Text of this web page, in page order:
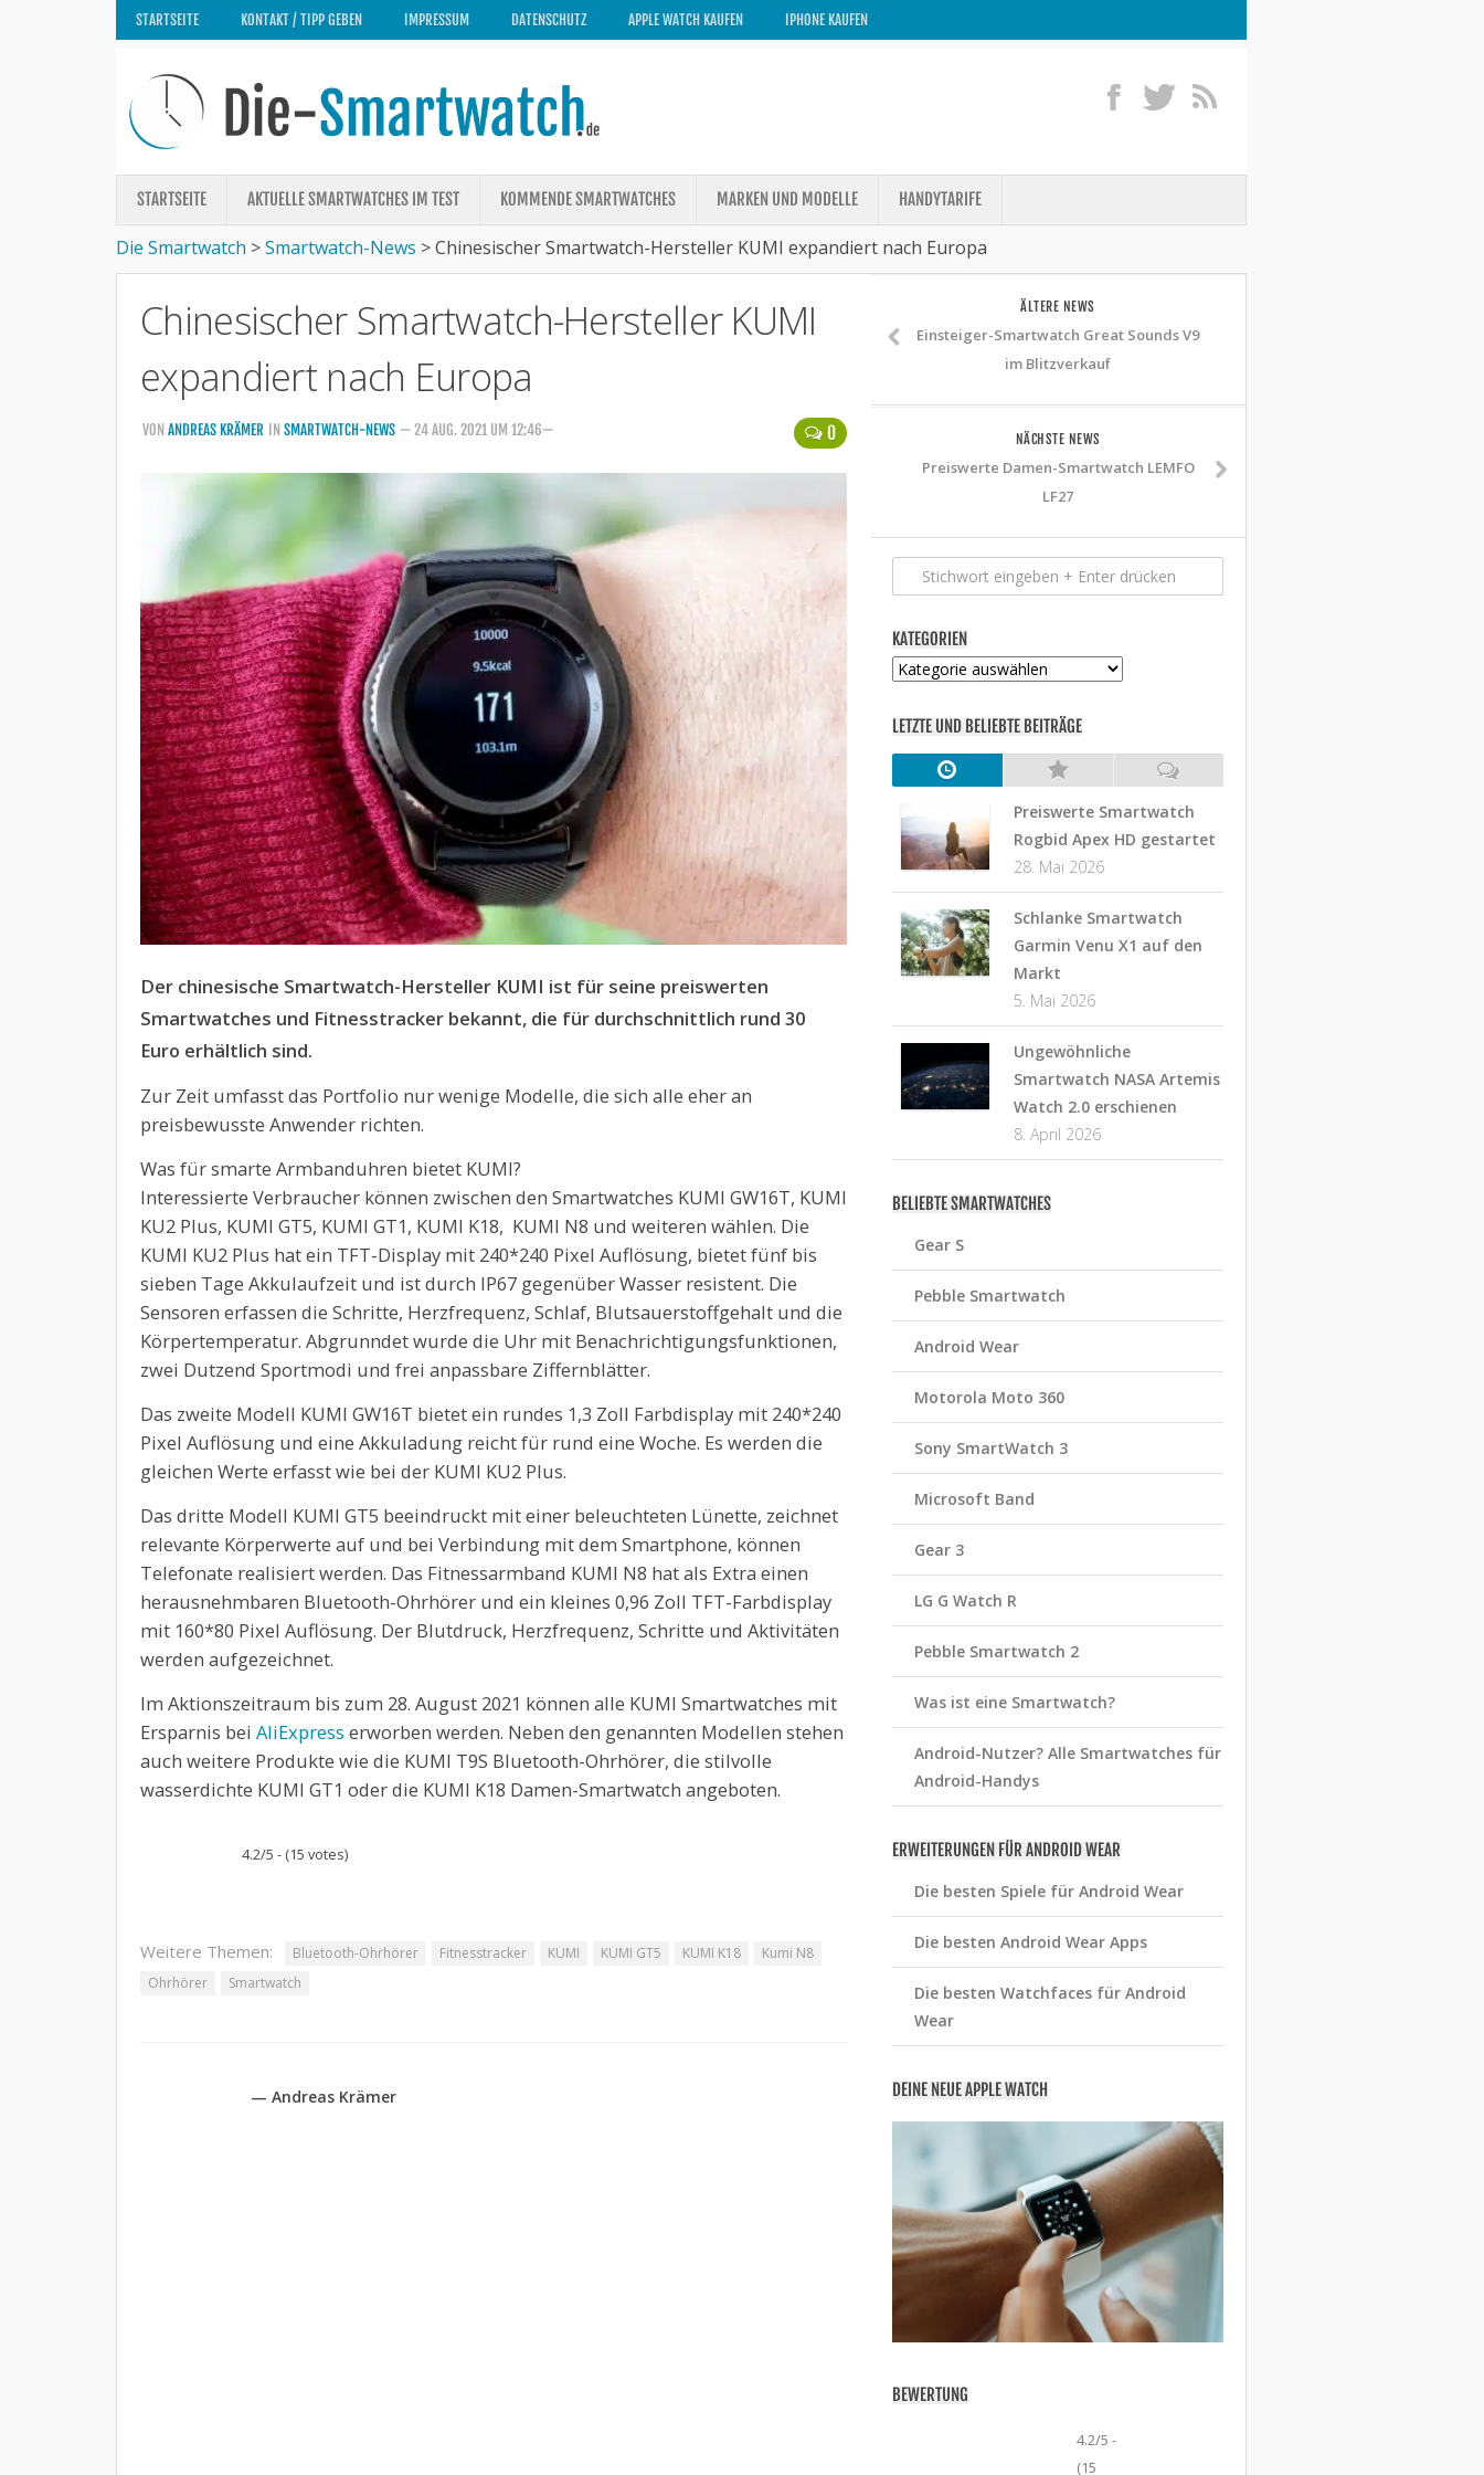
STARTSEITE KONTAKT / TIPP GEBEN IMPRESSUM DATENSCHUTZ APPLE WATCH KAUFEN IPHONE KAUFEN
STARTSEITE AKTUELLE SMARTWATCHES IM TEST KOMMENDE SMARTWATCHES MARKEN UND MODELLE HANDYTARIFE
Die Smartwatch >Smartwatch-News >Chinesischer Smartwatch-Hersteller KUMI expandiert nach Europa
Chinesischer Smartwatch-Hersteller KUMI
expandiert nach Europa
0
VON ANDREAS KRÄMER IN SMARTWATCH-NEWS — 24 AUG. 2021 UM 12:46—
Der chinesische Smartwatch-Hersteller KUMI ist für seine preiswerten
Smartwatches und Fitnesstracker bekannt, die für durchschnittlich rund 30
Euro erhältlich sind.
Zur Zeit umfasst das Portfolio nur wenige Modelle, die sich alle eher an
preisbewusste Anwender richten.
Was für smarte Armbanduhren bietet KUMI?
Interessierte Verbraucher können zwischen den Smartwatches KUMI GW16T, KUMI
KU2 Plus, KUMI GT5, KUMI GT1, KUMI K18, KUMI N8 und weiteren wählen. Die
KUMI KU2 Plus hat ein TFT-Display mit 240*240 Pixel Auflösung, bietet fünf bis
sieben Tage Akkulaufzeit und ist durch IP67 gegenüber Wasser resistent. Die
Sensoren erfassen die Schritte, Herzfrequenz, Schlaf, Blutsauerstoffgehalt und die
Körpertemperatur. Abgrunndet wurde die Uhr mit Benachrichtigungsfunktionen,
zwei Dutzend Sportmodi und frei anpassbare Ziffernblätter.
Das zweite Modell KUMI GW16T bietet ein rundes 1,3 Zoll Farbdisplay mit 240*240
Pixel Auflösung und eine Akkuladung reicht für rund eine Woche. Es werden die
gleichen Werte erfasst wie bei der KUMI KU2 Plus.
Das dritte Modell KUMI GT5 beeindruckt mit einer beleuchteten Lünette, zeichnet
relevante Körperwerte auf und bei Verbindung mit dem Smartphone, können
Telefonate realisiert werden. Das Fitnessarmband KUMI N8 hat als Extra einen
herausnehmbaren Bluetooth-Ohrhörer und ein kleines 0,96 Zoll TFT-Farbdisplay
mit 160*80 Pixel Auflösung. Der Blutdruck, Herzfrequenz, Schritte und Aktivitäten
werden aufgezeichnet.
Im Aktionszeitraum bis zum 28. August 2021 können alle KUMI Smartwatches mit
Ersparnis bei AliExpress erworben werden. Neben den genannten Modellen stehen
auch weitere Produkte wie die KUMI T9S Bluetooth-Ohrhörer, die stilvolle
wasserdichte KUMI GT1 oder die KUMI K18 Damen-Smartwatch angeboten.
4.2/5 - (15 votes)
Weitere Themen: Bluetooth-Ohrhörer Fitnesstracker KUMI KUMI GT5 KUMI K18
Kumi N8
Ohrhörer
Smartwatch
— Andreas Krämer
ÄLTERE NEWS
Einsteiger-Smartwatch Great Sounds V9
im Blitzverkauf
NÄCHSTE NEWS
Preiswerte Damen-Smartwatch LEMFO
LF27
KATEGORIEN
Kategorien
LETZTE UND BELIEBTE BEITRÄGE
Preiswerte Smartwatch
Rogbid Apex HD gestartet
28. Mai 2026
Schlanke Smartwatch
Garmin Venu X1 auf den
Markt
5. Mai 2026
Ungewöhnliche
Smartwatch NASA Artemis
Watch 2.0 erschienen
8. April 2026
BELIEBTE SMARTWATCHES
Gear S
Pebble Smartwatch
Android Wear
Motorola Moto 360
Sony SmartWatch 3
Microsoft Band
Gear 3
LG G Watch R
Pebble Smartwatch 2
Was ist eine Smartwatch?
Android-Nutzer? Alle Smartwatches für
Android-Handys
ERWEITERUNGEN FÜR ANDROID WEAR
Die besten Spiele für Android Wear
Die besten Android Wear Apps
Die besten Watchfaces für Android
Wear
DEINE NEUE APPLE WATCH
BEWERTUNG
4.2/5 -
(15